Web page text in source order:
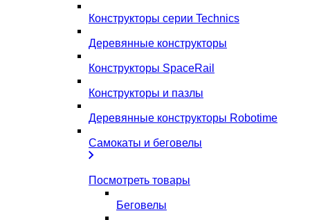
Конструкторы серии Technics
Деревянные конструкторы
Конструкторы SpaceRail
Конструкторы и пазлы
Деревянные конструкторы Robotime
Самокаты и беговелы
Посмотреть товары
Беговелы